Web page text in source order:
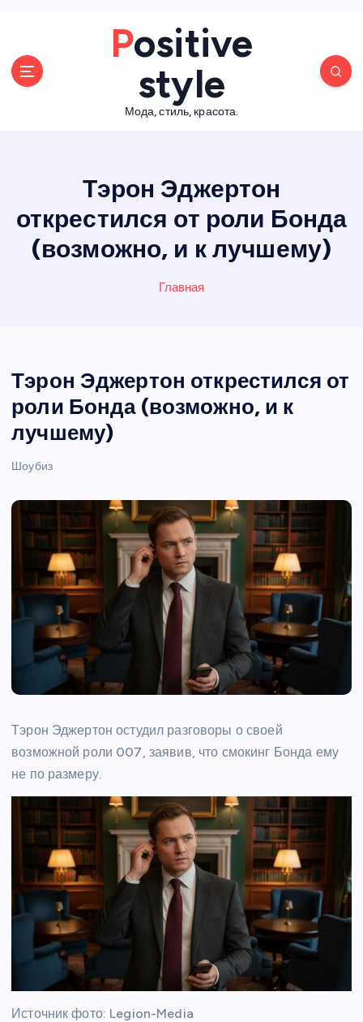
Positive
style
Мода, стиль, красота.
Тэрон Эджертон
открестился от роли Бонда
(возможно, и к лучшему)
Главная
Тэрон Эджертон открестился от
роли Бонда (возможно, и к
лучшему)
Шоубиз
Тэрон Эджертон остудил разговоры о своей
возможной роли 007, заявив, что смокинг Бонда ему
не по размеру.
Источник фото: Legion-Media